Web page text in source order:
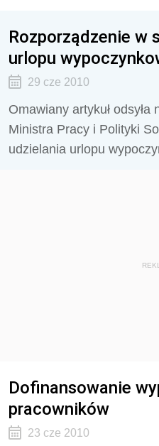
Rozporządzenie w
urlopu
29 cze 2010
Omawiany artykuł
Ministra Pracy i Polityki
udzielania urlopu
Dofinansowanie
pracowników
23 cze 2010